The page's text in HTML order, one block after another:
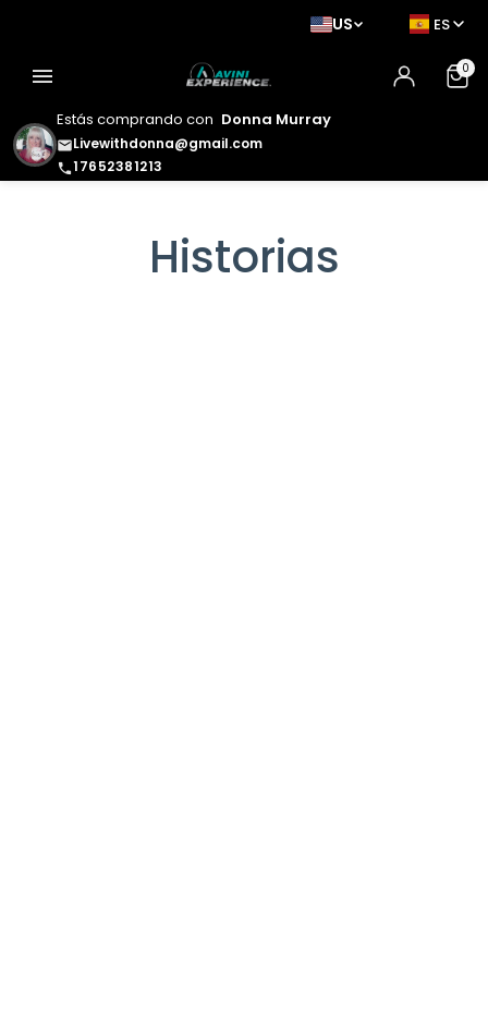
Estás comprando con Donna Murray
emailLivewithdonna@gmail.com
phone17652381213
US ES
menu 0
Historias